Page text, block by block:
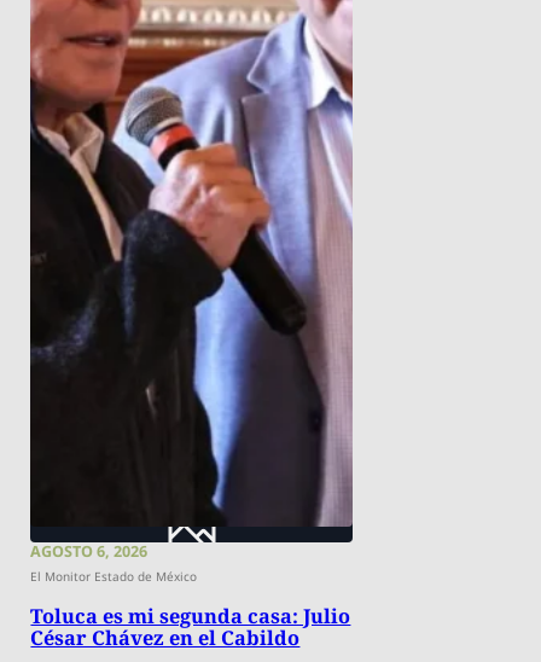
AGOSTO 6, 2026
El Monitor Estado de México
Toluca es mi segunda casa: Julio
César Chávez en el Cabildo